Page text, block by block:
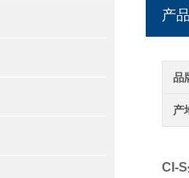
产
品
产
CI-